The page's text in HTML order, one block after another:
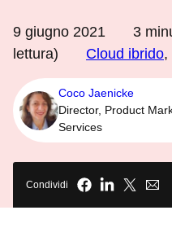
9 giugno 2021 3
lettura)
Cloud ibrido,
Coco Jaenicke
Director, Product
Services
Condividi